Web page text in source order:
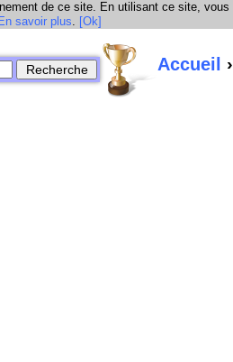
de ce site. En utilisant ce site, vous
En savoir plus. [Ok]
Accueil